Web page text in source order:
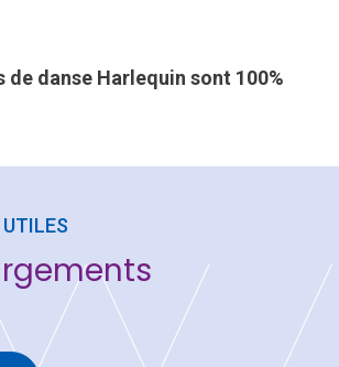
de danse Harlequin sont 100%